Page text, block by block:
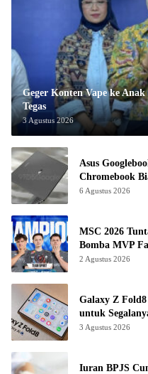
Geger Konten Vape ke
Tegas
3 Agustus 2026
Asus
Chromebook
6 Agustus 2026
MSC 2026
Bomba MVP
2 Agustus 2026
Galaxy Z
untuk
3 Agustus 2026
Iuran BPJS